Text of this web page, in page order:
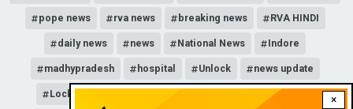
×
pope news rva news breaking news RVA HINDI
daily news news National News Indore
madhypradesh hospital Unlock news update
Lockdown news channel